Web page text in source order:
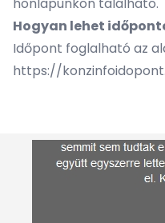
Hogyan lehet
Időpont foglalható az
https://